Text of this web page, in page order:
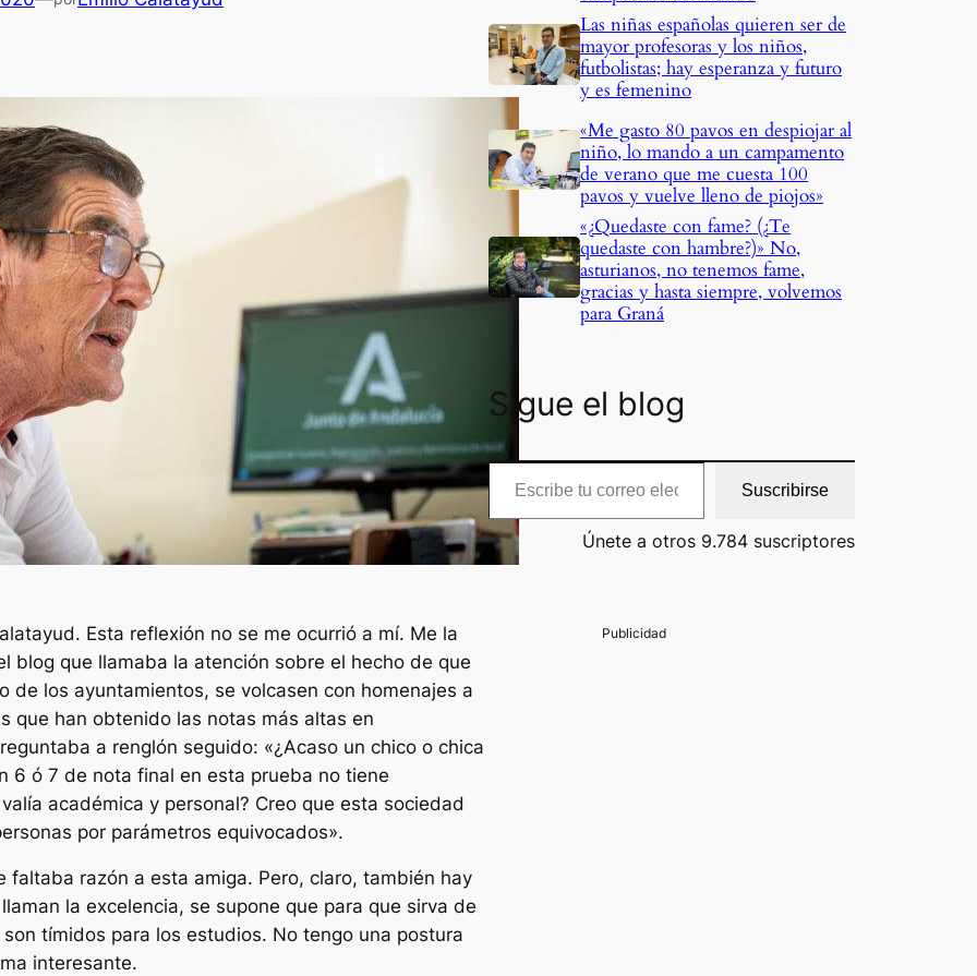
Esta reflexión no se me ocurrió a mí. Me la
blog que llamaba la atención sobre el hecho de que
de los ayuntamientos, se volcasen con homenajes a
que han obtenido las notas más altas en
a renglón seguido: «¿Acaso un chico o chica
6 ó 7 de nota final en esta prueba no tiene
académica y personal? Creo que esta sociedad
por parámetros equivocados».
faltaba razón a esta amiga. Pero, claro, también hay
la excelencia, se supone que para que sirva de
tímidos para los estudios. No tengo una postura
interesante.
Las niñas españolas quieren ser de
mayor profesoras y los niños,
futbolistas; hay esperanza y futuro
y es femenino
«Me gasto 80 pavos en despiojar al
niño, lo mando a un campamento
de verano que me cuesta 100
pavos y vuelve lleno de piojos»
«¿Quedaste con fame? (¿Te
quedaste con hambre?)» No,
asturianos, no tenemos fame,
gracias y hasta siempre, volvemos
para Graná
Sigue el blog
Escribe tu correo electrónico…
Suscribirse
Únete a otros 9.784 suscriptores